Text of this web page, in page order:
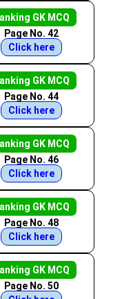
GK MCQ
Page No. 42
Click here
GK MCQ
Page No. 44
Click here
GK MCQ
Page No. 46
Click here
GK MCQ
Page No. 48
Click here
GK MCQ
Page No. 50